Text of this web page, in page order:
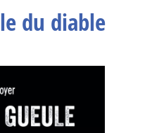
du diable